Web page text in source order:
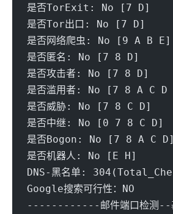
是否TorExit: No [7 D]
是否Tor出口: No [7 D]
是否网络爬虫: No [9 A B E]
是否匿名: No [7 8 D]
是否攻击者: No [7 8 D]
是否滥用者: No [7 8 A C
是否威胁: No [7 8 C D]
是否中继: No [0 7 8 C D]
是否Bogon: No [7 8 A C
是否机器人: No [E H]
DNS-黑名单:
Google搜索可行性：NO
------------邮件端口检测